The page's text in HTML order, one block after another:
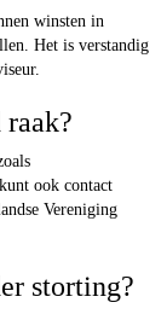
winsten in
Het is verstandig
ook contact
Vereniging
storting?